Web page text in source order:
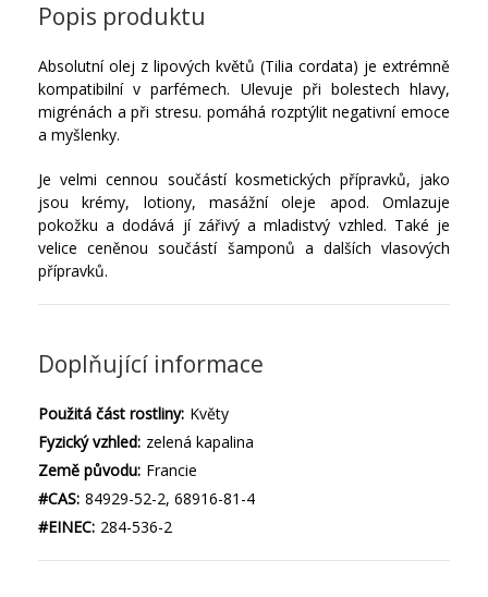
Popis produktu
Absolutní olej z lipových květů (Tilia cordata) je extrémně
kompatibilní v parfémech. Ulevuje při bolestech hlavy,
migrénách a při stresu. pomáhá rozptýlit negativní emoce
a myšlenky.
Je velmi cennou součástí kosmetických přípravků, jako
jsou krémy, lotiony, masážní oleje apod. Omlazuje
pokožku a dodává jí zářivý a mladistvý vzhled. Také je
velice ceněnou součástí šamponů a dalších vlasových
přípravků.
Doplňující informace
Použitá část rostliny: Květy
Fyzický vzhled: zelená kapalina
Země původu: Francie
#CAS: 84929-52-2, 68916-81-4
#EINEC: 284-536-2